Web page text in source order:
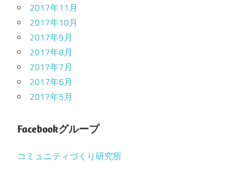
2017年11月
2017年10月
2017年9月
2017年8月
2017年7月
2017年6月
2017年5月
Facebookグループ
コミュニティづくり研究所